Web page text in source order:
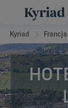
Kyriad Francja